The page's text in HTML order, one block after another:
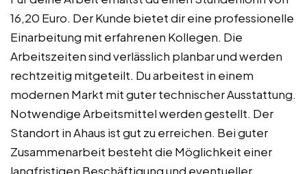
16,20 Euro. Der Kunde bietet dir eine professionelle
Einarbeitung mit erfahrenen Kollegen. Die
Arbeitszeiten sind verlässlich planbar und werden
rechtzeitig mitgeteilt. Du arbeitest in einem
modernen Markt mit guter technischer Ausstattung.
Notwendige Arbeitsmittel werden gestellt. Der
Standort in Ahaus ist gut zu erreichen. Bei guter
Zusammenarbeit besteht die Möglichkeit einer
langfristigen Beschäftigung und eventueller